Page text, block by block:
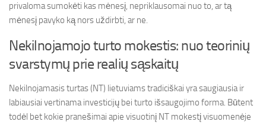
privaloma sumokėti kas mėnesį, nepriklausomai nuo to, ar tą
mėnesį pavyko ką nors uždirbti, ar ne.
Nekilnojamojo turto mokestis: nuo teorinių
svarstymų prie realių sąskaitų
Nekilnojamasis turtas (NT) lietuviams tradiciškai yra saugiausia ir
labiausiai vertinama investicijų bei turto išsaugojimo forma. Būtent
todėl bet kokie pranešimai apie visuotinį NT mokestį visuomenėje